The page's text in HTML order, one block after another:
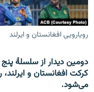
رویارویی افغانستان و ایرلند
دومین دیدار از سلسلۀ
می‌شود.